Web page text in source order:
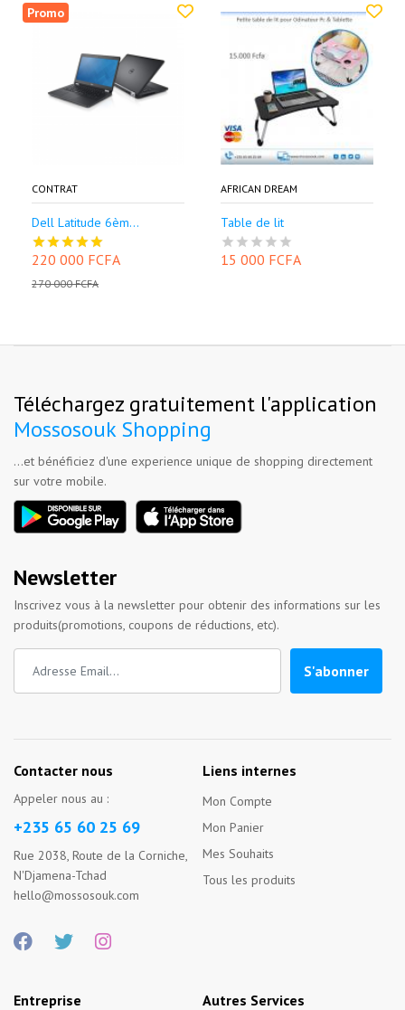
Promo
CONTRAT
Dell Latitude 6èm...
220 000 FCFA
270 000 FCFA
AFRICAN DREAM
Table de lit
15 000 FCFA
Téléchargez gratuitement l'application
Mossosouk Shopping
...et bénéficiez d'une experience unique de shopping directement
sur votre mobile.
Newsletter
Inscrivez vous à la newsletter pour obtenir des informations sur les
produits(promotions, coupons de réductions, etc).
S'abonner
Contacter nous
Appeler nous au :
+235 65 60 25 69
Rue 2038, Route de la Corniche,
N'Djamena-Tchad
hello@mossosouk.com
Liens internes
Mon Compte
Mon Panier
Mes Souhaits
Tous les produits
Entreprise Autres Services